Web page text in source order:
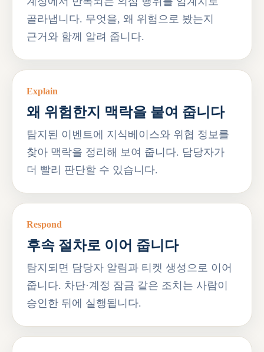
골라냅니다. 무엇을, 왜 위험으로 봤는지
근거와 함께 알려 줍니다.
Explain
왜 위험한지 맥락을 붙여 줍니다
탐지된 이벤트에 지식베이스와 위협 정보를
찾아 맥락을 정리해 보여 줍니다. 담당자가
더 빨리 판단할 수 있습니다.
Respond
후속 절차로 이어 줍니다
탐지되면 담당자 알림과 티켓 생성으로 이어
줍니다. 차단·계정 잠금 같은 조치는 사람이
승인한 뒤에 실행됩니다.